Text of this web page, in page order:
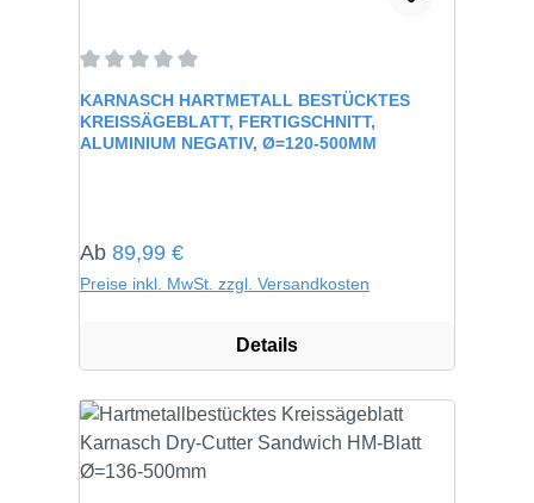
Durchschnittliche Bewertung von 0 von 5 Sternen
KARNASCH HARTMETALL BESTÜCKTES
KREISSÄGEBLATT, FERTIGSCHNITT,
ALUMINIUM NEGATIV, Ø=120-500MM
Regulärer Preis:
Ab 89,99 €
Preise inkl. MwSt. zzgl. Versandkosten
Details